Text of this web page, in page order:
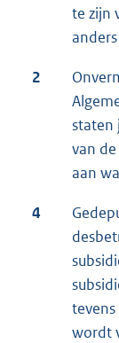
te zijn
2
staten
van
aan
4
wordt